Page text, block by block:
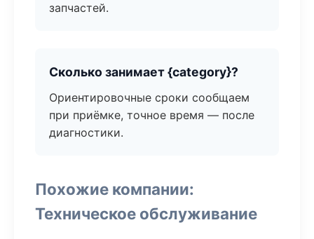
запчастей.
Сколько занимает {category}?
Ориентировочные сроки сообщаем
при приёмке, точное время — после
диагностики.
Похожие компании:
Техническое обслуживание